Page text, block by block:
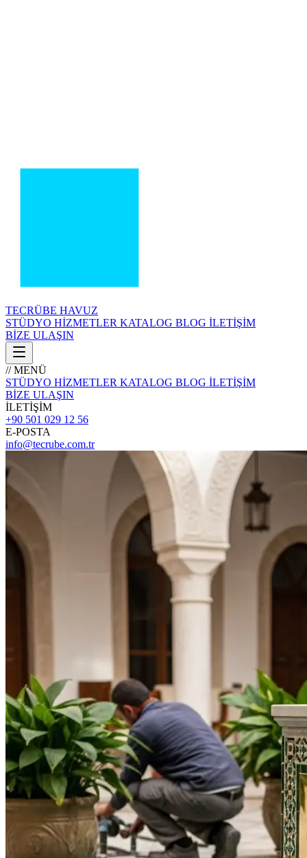
TECRÜBE HAVUZ
STÜDYO HİZMETLER KATALOG BLOG İLETİŞİM
BİZE ULAŞIN
// MENÜ
STÜDYO HİZMETLER KATALOG BLOG İLETİŞİM
BİZE ULAŞIN
İLETİŞİM
+90 501 029 12 56
E-POSTA
info@tecrube.com.tr